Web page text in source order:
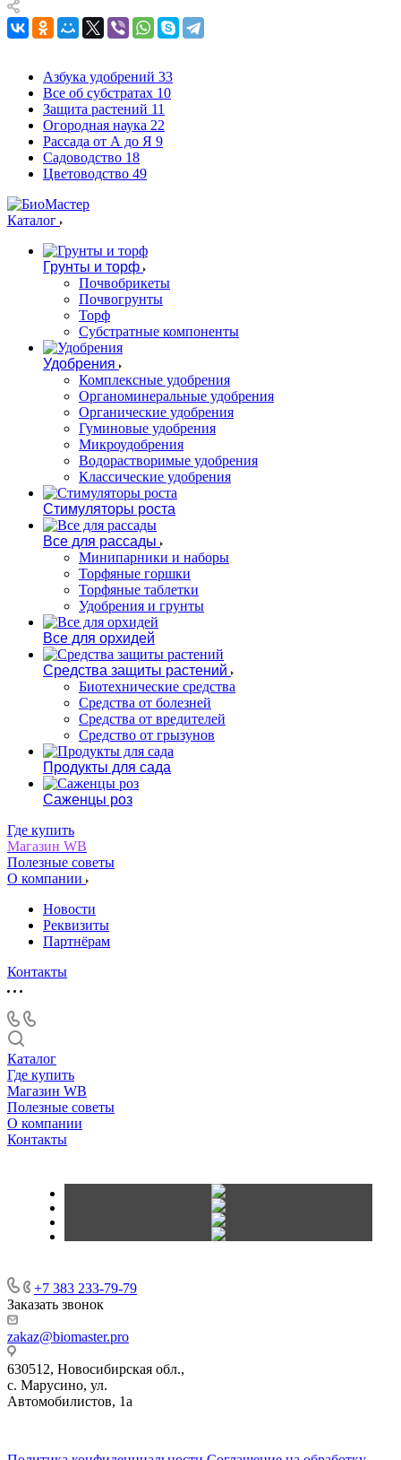
Азбука удобрений 33
Все об субстратах 10
Защита растений 11
Огородная наука 22
Рассада от А до Я 9
Садоводство 18
Цветоводство 49
Каталог
Грунты и торф
Почвобрикеты
Почвогрунты
Торф
Субстратные компоненты
Удобрения
Комплексные удобрения
Органоминеральные удобрения
Органические удобрения
Гуминовые удобрения
Микроудобрения
Водорастворимые удобрения
Классические удобрения
Стимуляторы роста
Все для рассады
Минипарники и наборы
Торфяные горшки
Торфяные таблетки
Удобрения и грунты
Все для орхидей
Средства защиты растений
Биотехнические средства
Средства от болезней
Средства от вредителей
Средство от грызунов
Продукты для сада
Саженцы роз
Где купить
Магазин WB
Полезные советы
О компании
Новости
Реквизиты
Партнёрам
Контакты
Каталог
Где купить
Магазин WB
Полезные советы
О компании
Контакты
+7 383 233-79-79
Заказать звонок
zakaz@biomaster.pro
630512, Новосибирская обл.,
с. Марусино, ул.
Автомобилистов, 1а